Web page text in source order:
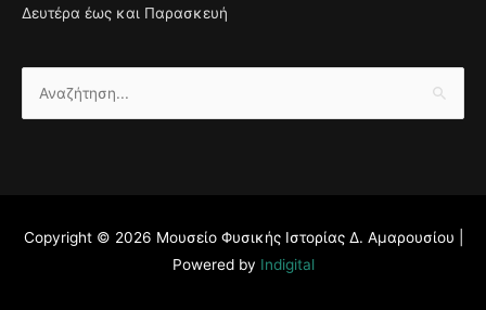
Δευτέρα έως και Παρασκευή
Αναζήτηση
για:
Copyright © 2026 Μουσείο Φυσικής Ιστορίας Δ. Αμαρουσίου
Powered by Indigital